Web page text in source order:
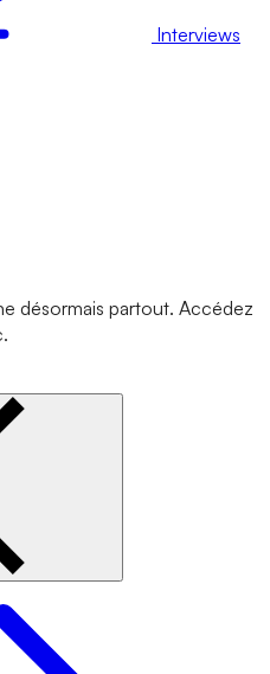
Interviews
désormais partout. Accédez